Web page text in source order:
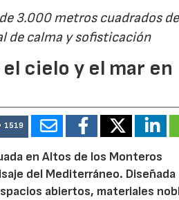
3.000 metros cuadrados de
de calma y sofisticación
cielo y el mar en
1519
en Altos de los Monteros
del Mediterráneo. Diseñada
abiertos, materiales